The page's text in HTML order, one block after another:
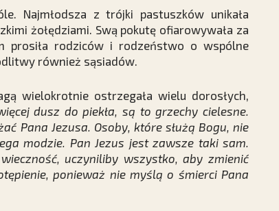
Najmłodsza z trójki pastuszków unikała
żołędziami. Swą pokutę ofiarowywała za
prosiła rodziców i rodzeństwo o wspólne
również sąsiadów.
wielokrotnie ostrzegała wielu dorosłych,
dusz do piekła, są to grzechy cielesne.
Pana Jezusa. Osoby, które służą Bogu, nie
modzie. Pan Jezus jest zawsze taki sam.
uczyniliby wszystko, aby zmienić
ponieważ nie myślą o śmierci Pana